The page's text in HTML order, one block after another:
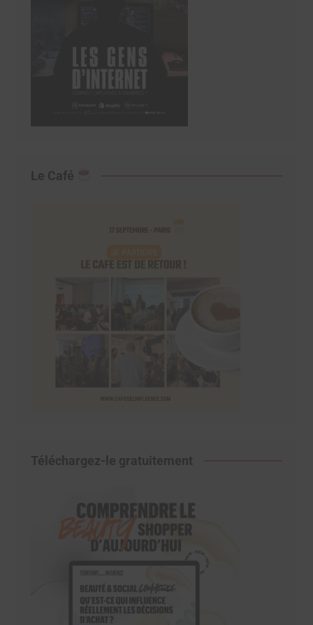
Le Café
Téléchargez-le gratuitement